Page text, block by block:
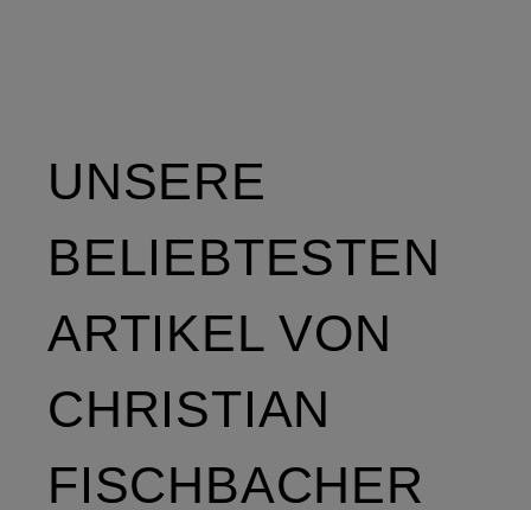
UNSERE
BELIEBTESTEN
ARTIKEL VON
CHRISTIAN
FISCHBACHER